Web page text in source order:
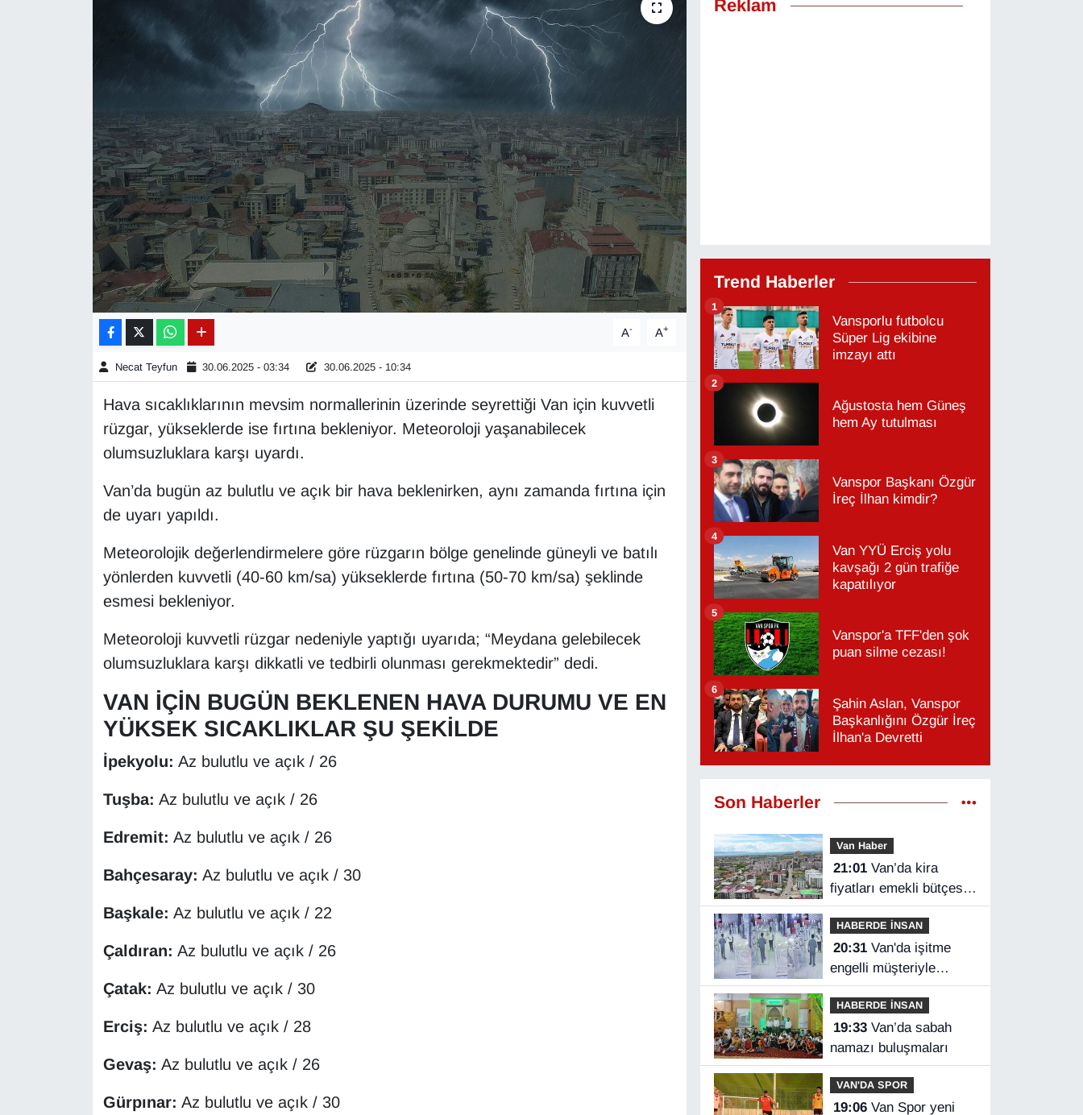
A- A+
Necat Teyfun 30.06.2025 - 03:34 30.06.2025 - 10:34
Hava sıcaklıklarının mevsim normallerinin üzerinde seyrettiği Van için kuvvetli
rüzgar, yükseklerde ise fırtına bekleniyor. Meteoroloji yaşanabilecek
olumsuzluklara karşı uyardı.
Van’da bugün az bulutlu ve açık bir hava beklenirken, aynı zamanda fırtına için
de uyarı yapıldı.
Meteorolojik değerlendirmelere göre rüzgarın bölge genelinde güneyli ve batılı
yönlerden kuvvetli (40-60 km/sa) yükseklerde fırtına (50-70 km/sa) şeklinde
esmesi bekleniyor.
Meteoroloji kuvvetli rüzgar nedeniyle yaptığı uyarıda; “Meydana gelebilecek
olumsuzluklara karşı dikkatli ve tedbirli olunması gerekmektedir” dedi.
VAN İÇİN BUGÜN BEKLENEN HAVA DURUMU VE EN
YÜKSEK SICAKLIKLAR ŞU ŞEKİLDE
İpekyolu: Az bulutlu ve açık / 26
Tuşba: Az bulutlu ve açık / 26
Edremit: Az bulutlu ve açık / 26
Bahçesaray: Az bulutlu ve açık / 30
Başkale: Az bulutlu ve açık / 22
Çaldıran: Az bulutlu ve açık / 26
Çatak: Az bulutlu ve açık / 30
Erciş: Az bulutlu ve açık / 28
Gevaş: Az bulutlu ve açık / 26
Gürpınar: Az bulutlu ve açık / 30
Reklam
Trend Haberler
Vansporlu futbolcu
Süper Lig ekibine
imzayı attı
1
Ağustosta hem Güneş
hem Ay tutulması
2
Vanspor Başkanı Özgür
İreç İlhan kimdir?
3
Van YYÜ Erciş yolu
kavşağı 2 gün trafiğe
kapatılıyor
4
Vanspor'a TFF'den şok
puan silme cezası!
5
Şahin Aslan, Vanspor
Başkanlığını Özgür İreç
İlhan'a Devretti
6
Son Haberler
Van Haber
21:01Van’da kira
fiyatları emekli bütçesini
zorluyor
HABERDE İNSAN
20:31Van'da işitme
engelli müşteriyle
halaylı pazarlık
gülümsetti
HABERDE İNSAN
19:33Van’da sabah
namazı buluşmaları
VAN'DA SPOR
19:06Van Spor yeni
EKONOMİ
Eleman
En çok konuşulanlar
GENEL
HABERDE İNSAN
Kamu Alımları
Kim Kimdir?
MAGAZİN
Sinema - TV